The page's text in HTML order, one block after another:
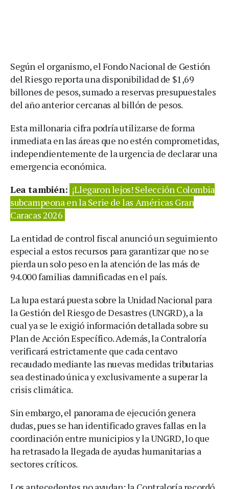
Según el organismo, el Fondo Nacional de Gestión
del Riesgo reporta una disponibilidad de $1,69
billones de pesos, sumado a reservas presupuestales
del año anterior cercanas al billón de pesos.
Esta millonaria cifra podría utilizarse de forma
inmediata en las áreas que no estén comprometidas,
independientemente de la urgencia de declarar una
emergencia económica.
Lea también: ¡Llegaron lejos! Selección Colombia
subcampeona en la Serie de las Américas Gran
Caracas 2026
La entidad de control fiscal anunció un seguimiento
especial a estos recursos para garantizar que no se
pierda un solo peso en la atención de las más de
94.000 familias damnificadas en el país.
La lupa estará puesta sobre la Unidad Nacional para
la Gestión del Riesgo de Desastres (UNGRD), a la
cual ya se le exigió información detallada sobre su
Plan de Acción Específico. Además, la Contraloría
verificará estrictamente que cada centavo
recaudado mediante las nuevas medidas tributarias
sea destinado única y exclusivamente a superar la
crisis climática.
Sin embargo, el panorama de ejecución genera
dudas, pues se han identificado graves fallas en la
coordinación entre municipios y la UNGRD, lo que
ha retrasado la llegada de ayudas humanitarias a
sectores críticos.